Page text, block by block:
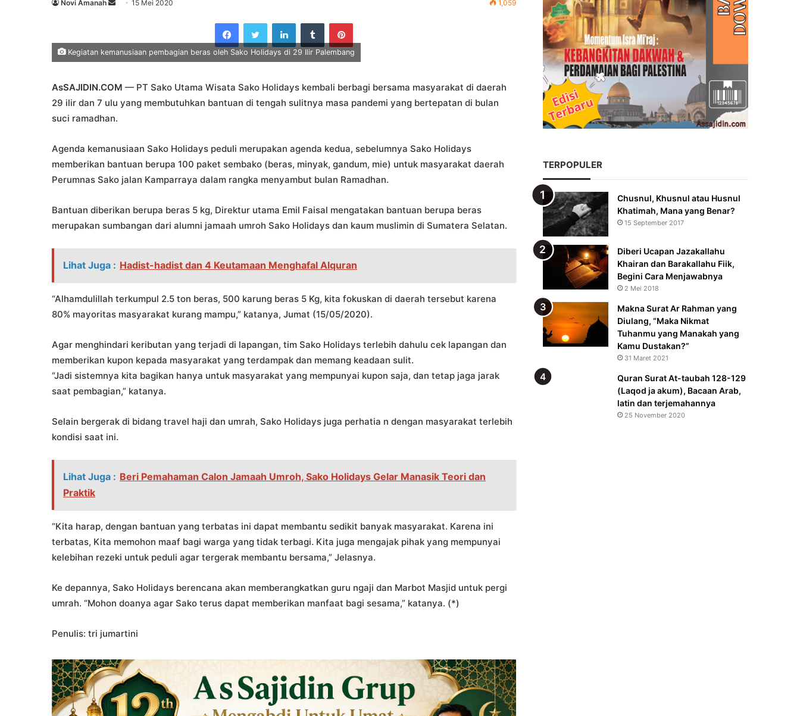
Novi Amanah
Send15 Mei 2020 1,059
FacebookTwitterLinkedInTumblrPinterest
Kegiatan kemanusiaan pembagian beras oleh Sako Holidays di 29 Ilir Palembang
AsSAJIDIN.COM — PT Sako Utama Wisata Sako Holidays kembali berbagi bersama masyarakat di daerah
29 ilir dan 7 ulu yang membutuhkan bantuan di tengah sulitnya masa pandemi yang bertepatan di bulan
suci ramadhan.
Agenda kemanusiaan Sako Holidays peduli merupakan agenda kedua, sebelumnya Sako Holidays
memberikan bantuan berupa 100 paket sembako (beras, minyak, gandum, mie) untuk masyarakat daerah
Perumnas Sako jalan Kamparraya dalam rangka menyambut bulan Ramadhan.
Bantuan diberikan berupa beras 5 kg, Direktur utama Emil Faisal mengatakan bantuan berupa beras
merupakan sumbangan dari alumni jamaah umroh Sako Holidays dan kaum muslimin di Sumatera Selatan.
Lihat Juga : Hadist-hadist dan 4 Keutamaan Menghafal Alquran
“Alhamdulillah terkumpul 2.5 ton beras, 500 karung beras 5 Kg, kita fokuskan di daerah tersebut karena
80% mayoritas masyarakat kurang mampu,” katanya, Jumat (15/05/2020).
Agar menghindari keributan yang terjadi di lapangan, tim Sako Holidays terlebih dahulu cek lapangan dan
memberikan kupon kepada masyarakat yang terdampak dan memang keadaan sulit.
“Jadi sistemnya kita bagikan hanya untuk masyarakat yang mempunyai kupon saja, dan tetap jaga jarak
saat pembagian,” katanya.
Selain bergerak di bidang travel haji dan umrah, Sako Holidays juga perhatia n dengan masyarakat terlebih
kondisi saat ini.
Lihat Juga : Beri Pemahaman Calon Jamaah Umroh, Sako Holidays Gelar Manasik Teori dan
Praktik
“Kita harap, dengan bantuan yang terbatas ini dapat membantu sedikit banyak masyarakat. Karena ini
terbatas, Kita memohon maaf bagi warga yang tidak terbagi. Kita juga mengajak pihak yang mempunyai
kelebihan rezeki untuk peduli agar tergerak membantu bersama,” Jelasnya.
Ke depannya, Sako Holidays berencana akan memberangkatkan guru ngaji dan Marbot Masjid untuk pergi
umrah. “Mohon doanya agar Sako terus dapat memberikan manfaat bagi sesama,” katanya. (*)
Penulis: tri jumartini
TERPOPULER
Chusnul, Khusnul atau Husnul
Khatimah, Mana yang Benar?
15 September 2017
Diberi Ucapan Jazakallahu
Khairan dan Barakallahu Fiik,
Begini Cara Menjawabnya
2 Mei 2018
Makna Surat Ar Rahman yang
Diulang, “Maka Nikmat
Tuhanmu yang Manakah yang
Kamu Dustakan?”
31 Maret 2021
Quran Surat At-taubah 128-129
(Laqod ja akum), Bacaan Arab,
latin dan terjemahannya
25 November 2020